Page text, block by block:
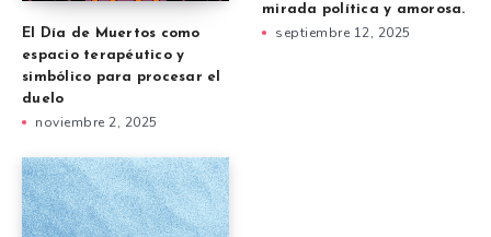
El Día de Muertos como
espacio terapéutico y
simbólico para procesar el
duelo
noviembre 2, 2025
mirada política y amorosa.
septiembre 12, 2025